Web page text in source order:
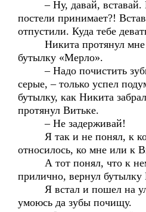
– Ну, давай, вставай.
постели принимает?!
отпустили. Куда тебе
Никита протянул мне
бутылку «Мерло».
– Надо почистить
серые, – только успел
бутылку, как Никита
протянул Витьке.
– Не задерживай!
Я так и не понял, к
относилось, ко мне или к
А тот понял, что к
прилично, вернул бутылку
Я встал и пошел на
умоюсь да зубы почищу.